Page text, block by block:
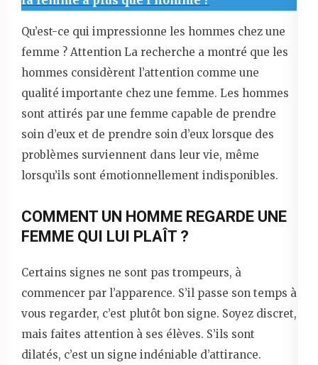
Qu’est-ce qui impressionne les hommes chez une
femme ? Attention La recherche a montré que les
hommes considèrent l’attention comme une
qualité importante chez une femme. Les hommes
sont attirés par une femme capable de prendre
soin d’eux et de prendre soin d’eux lorsque des
problèmes surviennent dans leur vie, même
lorsqu’ils sont émotionnellement indisponibles.
COMMENT UN HOMME REGARDE UNE
FEMME QUI LUI PLAÎT ?
Certains signes ne sont pas trompeurs, à
commencer par l’apparence. S’il passe son temps à
vous regarder, c’est plutôt bon signe. Soyez discret,
mais faites attention à ses élèves. S’ils sont
dilatés, c’est un signe indéniable d’attirance.